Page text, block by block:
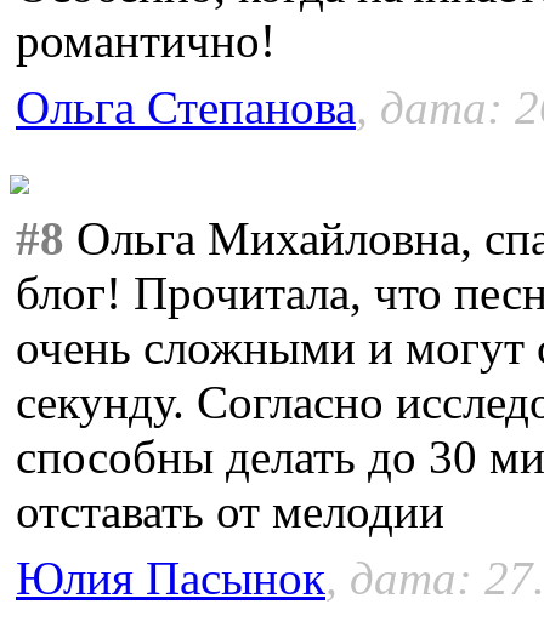
романтично!
Ольга Степанова, дата:
#8 Ольга Михайловна,
блог! Прочитала, что
очень сложными и могут
секунду. Согласно
способны делать до 30
отставать от мелодии
Юлия Пасынок, дата: